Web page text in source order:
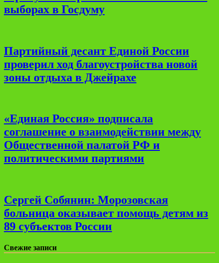
выборах в Госдуму
Партийный десант Единой России
проверил ход благоустройства новой
зоны отдыха в Джейрахе
«Единая Россия» подписала
соглашение о взаимодействии между
Общественной палатой РФ и
политическими партиями
Сергей Собянин: Морозовская
больница оказывает помощь детям из
89 субъектов России
Свежие записи